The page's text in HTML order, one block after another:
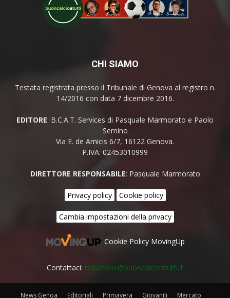
CHI SIAMO
Testata registrata presso il Tribunale di Genova al registro n.
14/2016 con data 7 dicembre 2016.
EDITORE: B.C.A.T. Services di Pasquale Marmorato e Paolo
Semino
Via E. de Amicis 6/7, 16122 Genova.
P.IVA: 02453010999
DIRETTORE RESPONSABILE: Pasquale Marmorato
Privacy policy Cookie policy
Cambia impostazioni della privacy
Cookie Policy MovingUp
Contattaci: redazione@buoncalcioatutti.it
News Genoa Editoriali Primavera Giovanili Mercato